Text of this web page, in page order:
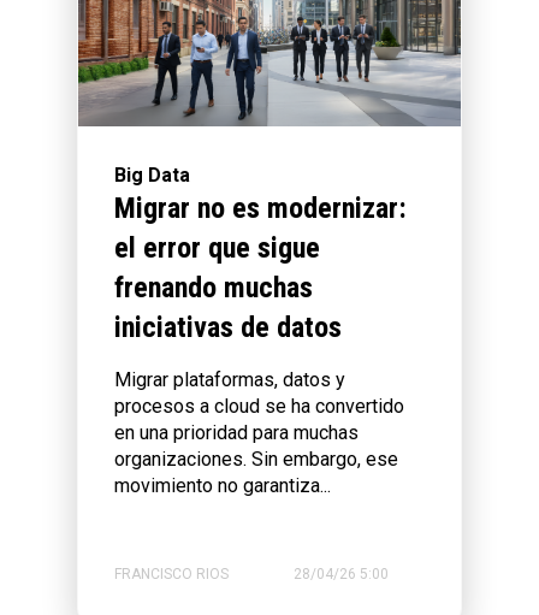
Big Data
Migrar no es modernizar:
el error que sigue
frenando muchas
iniciativas de datos
Migrar plataformas, datos y
procesos a cloud se ha convertido
en una prioridad para muchas
organizaciones. Sin embargo, ese
movimiento no garantiza...
FRANCISCO RIOS 28/04/26 5:00